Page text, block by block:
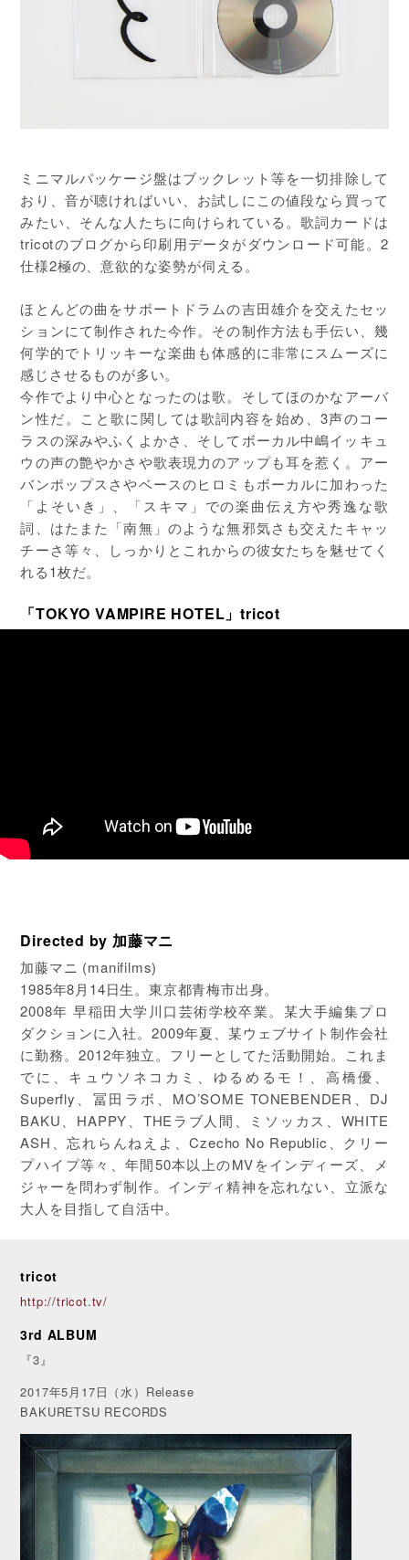
ミニマルパッケージ盤はブックレット等を一切排除して
おり、音が聴ければいい、お試しにこの値段なら買って
みたい、そんな人たちに向けられている。歌詞カードは
tricotのブログから印刷用データがダウンロード可能。2
仕様2極の、意欲的な姿勢が伺える。
ほとんどの曲をサポートドラムの吉田雄介を交えたセッ
ションにて制作された今作。その制作方法も手伝い、幾
何学的でトリッキーな楽曲も体感的に非常にスムーズに
感じさせるものが多い。
今作でより中心となったのは歌。そしてほのかなアーバ
ン性だ。こと歌に関しては歌詞内容を始め、3声のコー
ラスの深みやふくよかさ、そしてボーカル中嶋イッキュ
ウの声の艶やかさや歌表現力のアップも耳を惹く。アー
バンポップスさやベースのヒロミもボーカルに加わった
「よそいき」、「スキマ」での楽曲伝え方や秀逸な歌
詞、はたまた「南無」のような無邪気さも交えたキャッ
チーさ等々、しっかりとこれからの彼女たちを魅せてく
れる1枚だ。
「TOKYO VAMPIRE HOTEL」tricot
Directed by 加藤マニ
加藤マニ (manifilms)
1985年8月14日生。東京都青梅市出身。
2008年 早稲田大学川口芸術学校卒業。某大手編集プロ
ダクションに入社。2009年夏、某ウェブサイト制作会社
に勤務。2012年独立。フリーとしてた活動開始。これま
でに、キュウソネコカミ、ゆるめるモ！、高橋優、
Superfly、冨田ラボ、MO’SOME TONEBENDER、DJ
BAKU、HAPPY、THEラブ人間、ミソッカス、WHITE
ASH、忘れらんねえよ、Czecho No Republic、クリー
プハイプ等々、年間50本以上のMVをインディーズ、メ
ジャーを問わず制作。インディ精神を忘れない、立派な
大人を目指して自活中。
tricot
http://tricot.tv/
3rd ALBUM
『3』
2017年5月17日（水）Release
BAKURETSU RECORDS